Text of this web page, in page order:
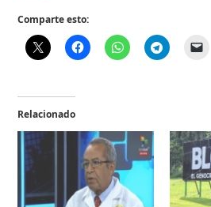
Comparte esto:
Relacionado